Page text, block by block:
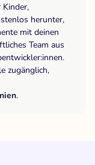
herunter,
mit deinen
Team aus
zugänglich,
.